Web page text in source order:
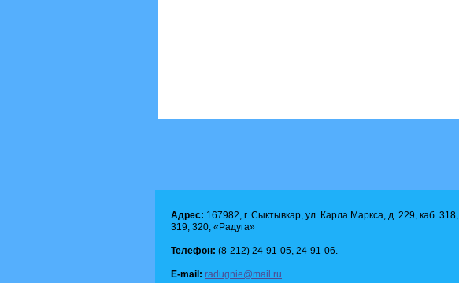
Адрес: 167982, г. Сыктывкар, ул. Карла Маркса, д. 229, каб. 318,
319, 320, «Радуга»
Телефон: (8-212) 24-91-05, 24-91-06.
E-mail: radugnie@mail.ru